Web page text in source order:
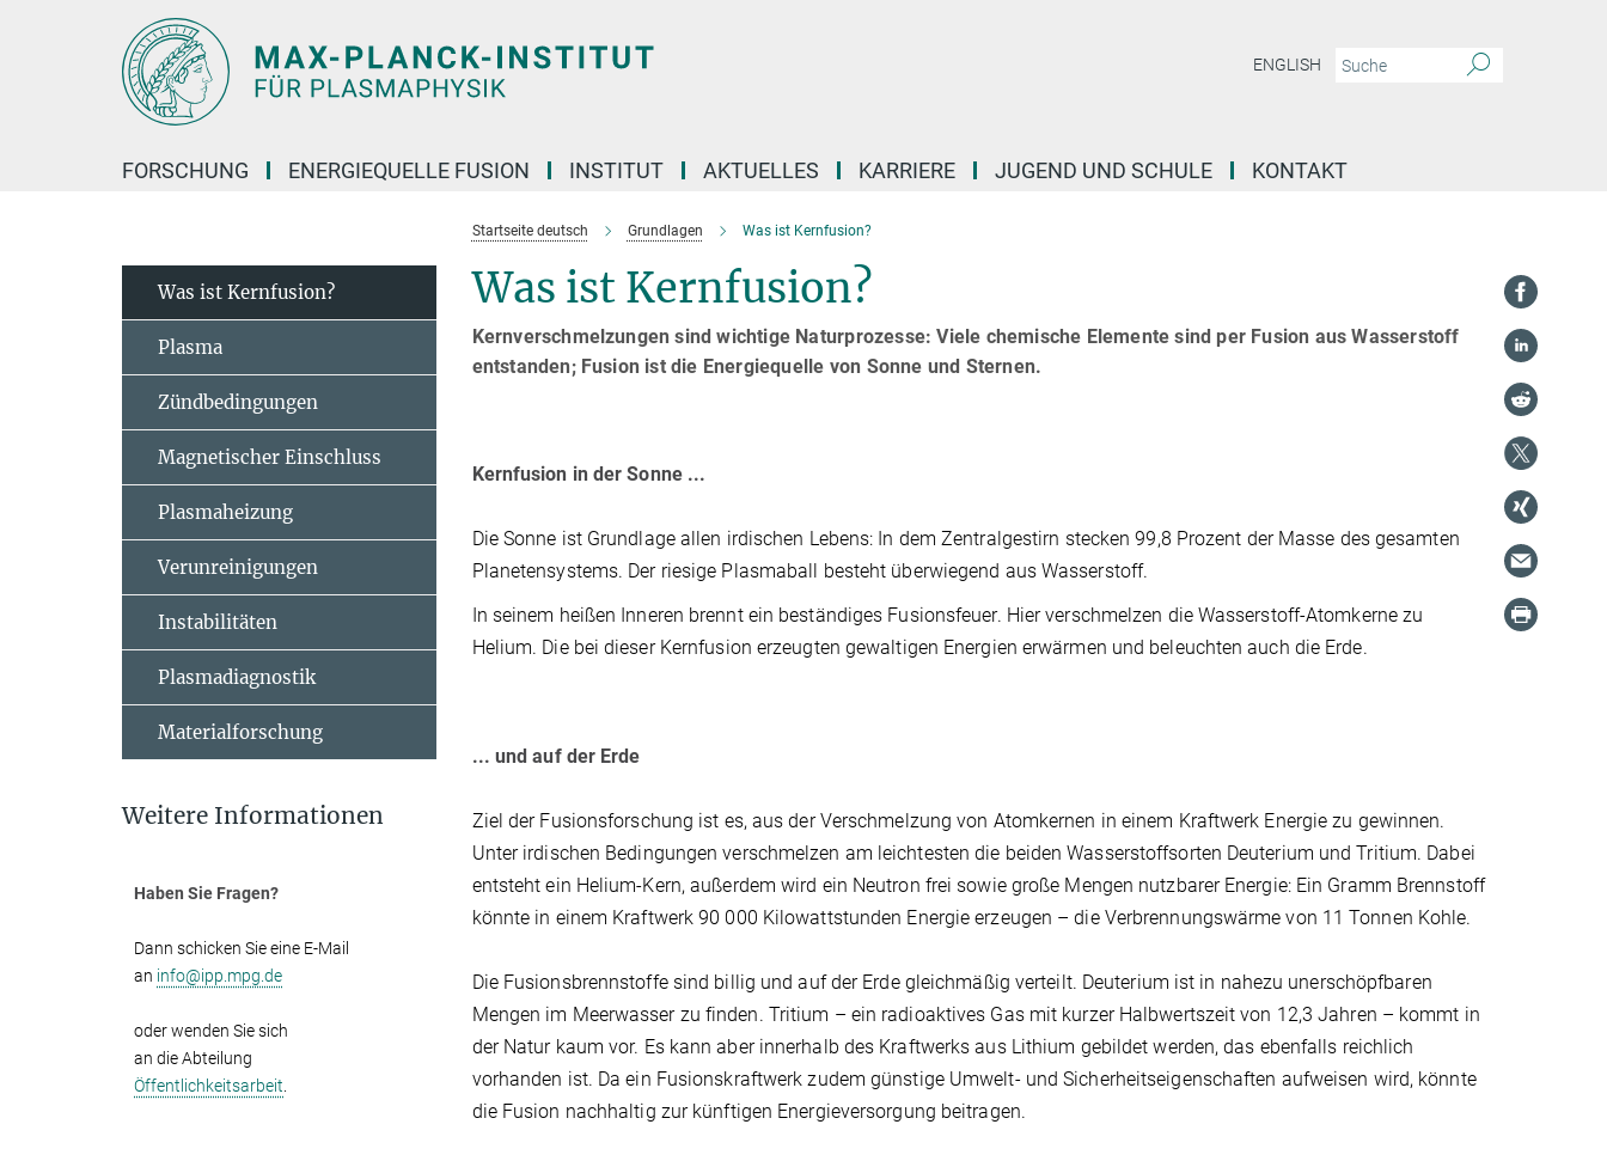
ENGLISH
FORSCHUNG ENERGIEQUELLE FUSION INSTITUT AKTUELLES KARRIERE JUGEND UND SCHULE KONTAKT
Startseite deutsch Grundlagen Was ist Kernfusion?
Was ist Kernfusion?
Kernverschmelzungen sind wichtige Naturprozesse: Viele chemische Elemente sind per Fusion aus Wasserstoff
entstanden; Fusion ist die Energiequelle von Sonne und Sternen.
Kernfusion in der Sonne ...
Die Sonne ist Grundlage allen irdischen Lebens: In dem Zentralgestirn stecken 99,8 Prozent der Masse des gesamten
Planetensystems. Der riesige Plasmaball besteht überwiegend aus Wasserstoff.
In seinem heißen Inneren brennt ein beständiges Fusionsfeuer. Hier verschmelzen die Wasserstoff-Atomkerne zu
Helium. Die bei dieser Kernfusion erzeugten gewaltigen Energien erwärmen und beleuchten auch die Erde.
... und auf der Erde
Ziel der Fusionsforschung ist es, aus der Verschmelzung von Atomkernen in einem Kraftwerk Energie zu gewinnen.
Unter irdischen Bedingungen verschmelzen am leichtesten die beiden Wasserstoffsorten Deuterium und Tritium. Dabei
entsteht ein Helium-Kern, außerdem wird ein Neutron frei sowie große Mengen nutzbarer Energie: Ein Gramm Brennstoff
könnte in einem Kraftwerk 90 000 Kilowattstunden Energie erzeugen – die Verbrennungswärme von 11 Tonnen Kohle.
Die Fusionsbrennstoffe sind billig und auf der Erde gleichmäßig verteilt. Deuterium ist in nahezu unerschöpfbaren
Mengen im Meerwasser zu finden. Tritium – ein radioaktives Gas mit kurzer Halbwertszeit von 12,3 Jahren – kommt in
der Natur kaum vor. Es kann aber innerhalb des Kraftwerks aus Lithium gebildet werden, das ebenfalls reichlich
vorhanden ist. Da ein Fusionskraftwerk zudem günstige Umwelt- und Sicherheitseigenschaften aufweisen wird, könnte
die Fusion nachhaltig zur künftigen Energieversorgung beitragen.
Was ist Kernfusion?
Plasma
Zündbedingungen
Magnetischer Einschluss
Plasmaheizung
Verunreinigungen
Instabilitäten
Plasmadiagnostik
Materialforschung
Weitere Informationen
Haben Sie Fragen?
Dann schicken Sie eine E-Mail
an info@ipp.mpg.de
oder wenden Sie sich
an die Abteilung
Öffentlichkeitsarbeit